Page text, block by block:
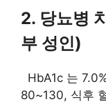
2. 당뇨병
부 성인)
HbA1c 는
80~130, 식후